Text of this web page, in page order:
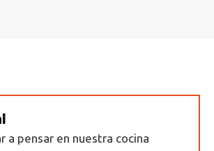
a pensar en nuestra cocina